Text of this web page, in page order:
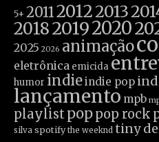
5+ 201120122013
201820192020
2025 2026 animação
eletrônica emicida
humor indieindie pop
lançamento mpb
playlist poppop rock
silva spotify the weeknd tiny